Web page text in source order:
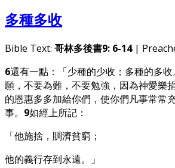
多種多收
Bible Text: 哥林多後書9: 6-14|
6還有一點：「少種的少收；多種的多收
願，不要為難，不要勉強，因為神愛樂捐
的恩惠多多加給你們，使你們凡事常常
事。 9如經上所記：
「他施捨，賙濟貧窮；
他的義行存到永遠。」